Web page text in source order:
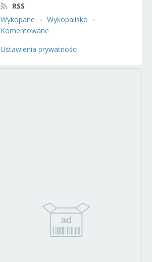
RSS
Wykopane
Wykopalisko
Komentowane
Ustawienia prywatności